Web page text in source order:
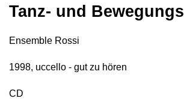
Tanz- und
Ensemble Rossi
1998, uccello - gut zu hören
CD